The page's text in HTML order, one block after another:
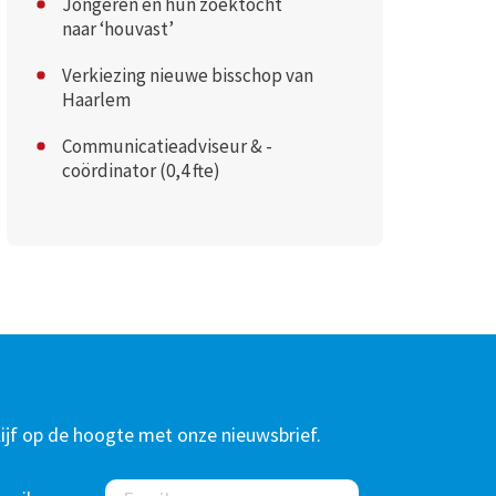
naar ‘houvast’
Verkiezing nieuwe bisschop van
Haarlem
Communicatieadviseur & -
coördinator (0,4 fte)
op de hoogte met onze nieuwsbrief.